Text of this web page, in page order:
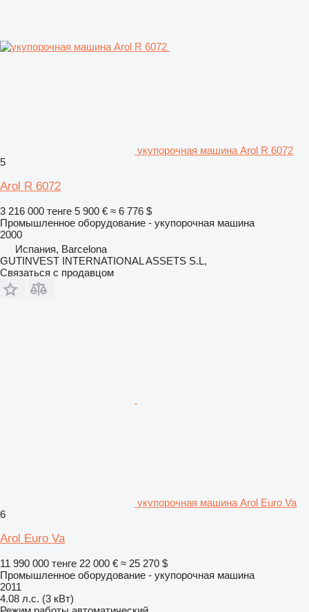
укупорочная машина Arol R 6072
5
Arol R 6072
3 216 000 тенге 5 900 € ≈ 6 776 $
Промышленное оборудование - укупорочная машина
2000
Испания, Barcelona
GUTINVEST INTERNATIONAL ASSETS S.L,
Связаться с продавцом
укупорочная машина Arol Euro Va
6
Arol Euro Va
11 990 000 тенге 22 000 € ≈ 25 270 $
Промышленное оборудование - укупорочная машина
2011
4.08 л.с. (3 кВт)